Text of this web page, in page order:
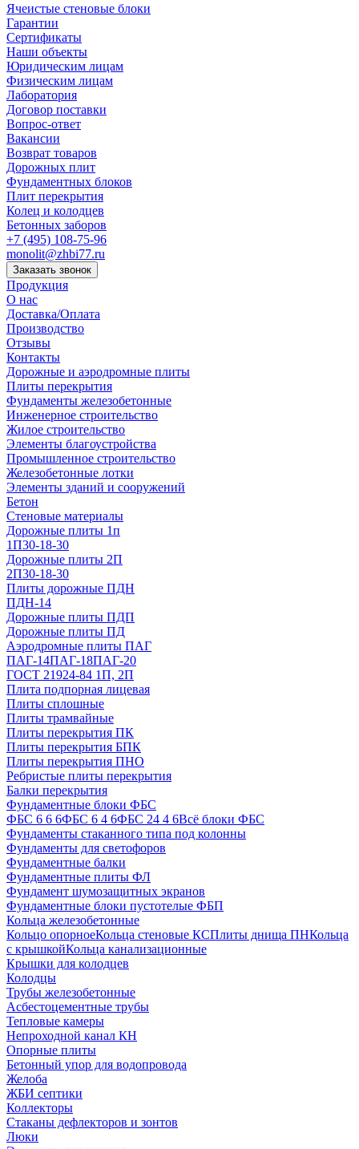
Ячеистые стеновые блоки
Гарантии
Сертификаты
Наши объекты
Юридическим лицам
Физическим лицам
Лаборатория
Договор поставки
Вопрос-ответ
Вакансии
Возврат товаров
Дорожных плит
Фундаментных блоков
Плит перекрытия
Колец и колодцев
Бетонных заборов
+7 (495) 108-75-96
monolit@zhbi77.ru
Заказать звонок
Продукция
О нас
Доставка/Оплата
Производство
Отзывы
Контакты
Дорожные и аэродромные плиты
Плиты перекрытия
Фундаменты железобетонные
Инженерное строительство
Жилое строительство
Элементы благоустройства
Промышленное строительство
Железобетонные лотки
Элементы зданий и сооружений
Бетон
Стеновые материалы
Дорожные плиты 1п
1П30-18-30
Дорожные плиты 2П
2П30-18-30
Плиты дорожные ПДН
ПДН-14
Дорожные плиты ПДП
Дорожные плиты ПД
Аэродромные плиты ПАГ
ПАГ-14ПАГ-18ПАГ-20
ГОСТ 21924-84 1П, 2П
Плита подпорная лицевая
Плиты сплошные
Плиты трамвайные
Плиты перекрытия ПК
Плиты перекрытия БПК
Плиты перекрытия ПНО
Ребристые плиты перекрытия
Балки перекрытия
Фундаментные блоки ФБС
ФБС 6 6 6ФБС 6 4 6ФБС 24 4 6Всё блоки ФБС
Фундаменты стаканного типа под колонны
Фундаменты для светофоров
Фундаментные балки
Фундаментные плиты ФЛ
Фундамент шумозащитных экранов
Фундаментные блоки пустотелые ФБП
Кольца железобетонные
Кольцо опорноеКольца стеновые КСПлиты днища ПНКольца
с крышкойКольца канализационные
Крышки для колодцев
Колодцы
Трубы железобетонные
Асбестоцементные трубы
Тепловые камеры
Непроходной канал КН
Опорные плиты
Бетонный упор для водопровода
Желоба
ЖБИ септики
Коллекторы
Стаканы дефлекторов и зонтов
Люки